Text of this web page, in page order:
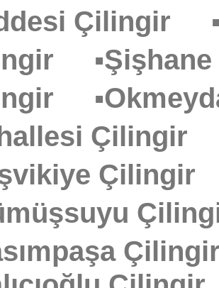
Çilingir
Çilingir